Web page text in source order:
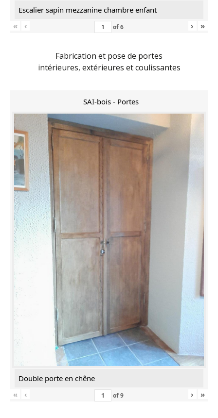
Escalier sapin mezzanine chambre enfant
«
‹ of6 › »
Fabrication et pose de portes
intérieures, extérieures et coulissantes
SAI-bois - Portes
Double porte en chêne
«
‹ of9 › »